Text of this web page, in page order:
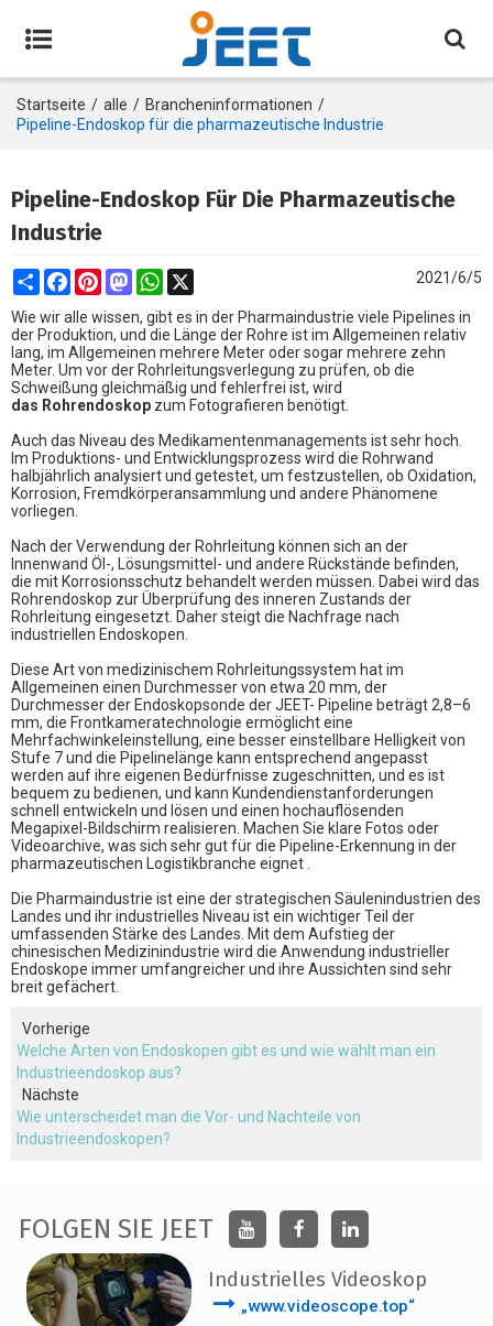
Startseite / alle / Brancheninformationen /
Pipeline-Endoskop für die pharmazeutische Industrie
Pipeline-Endoskop Für Die Pharmazeutische
Industrie
ShareFacebookPinterestMastodonWhatsApp 2021/6/5
Wie wir alle wissen, gibt es in der Pharmaindustrie viele Pipelines in
der Produktion, und die Länge der Rohre ist im Allgemeinen relativ
lang, im Allgemeinen mehrere Meter oder sogar mehrere zehn
Meter. Um vor der Rohrleitungsverlegung zu prüfen, ob die
Schweißung gleichmäßig und fehlerfrei ist, wird
das Rohrendoskop zum Fotografieren benötigt.
Auch das Niveau des Medikamentenmanagements ist sehr hoch.
Im Produktions- und Entwicklungsprozess wird die Rohrwand
halbjährlich analysiert und getestet, um festzustellen, ob Oxidation,
Korrosion, Fremdkörperansammlung und andere Phänomene
vorliegen.
Nach der Verwendung der Rohrleitung können sich an der
Innenwand Öl-, Lösungsmittel- und andere Rückstände befinden,
die mit Korrosionsschutz behandelt werden müssen. Dabei wird das
Rohrendoskop zur Überprüfung des inneren Zustands der
Rohrleitung eingesetzt. Daher steigt die Nachfrage nach
industriellen Endoskopen.
Diese Art von medizinischem Rohrleitungssystem hat im
Allgemeinen einen Durchmesser von etwa 20 mm, der
Durchmesser der Endoskopsonde derJEET- Pipeline beträgt 2,8–6
mm, die Frontkameratechnologie ermöglicht eine
Mehrfachwinkeleinstellung, eine besser einstellbare Helligkeit von
Stufe 7 und die Pipelinelänge kann entsprechend angepasst
werden auf ihre eigenen Bedürfnisse zugeschnitten, und es ist
bequem zu bedienen, und kann Kundendienstanforderungen
schnell entwickeln und lösen und einen hochauflösenden
Megapixel-Bildschirm realisieren. Machen Sie klare Fotos oder
Videoarchive, was sich sehr gut für die Pipeline-Erkennung in der
pharmazeutischen Logistikbranche eignet .
Die Pharmaindustrie ist eine der strategischen Säulenindustrien des
Landes und ihr industrielles Niveau ist ein wichtiger Teil der
umfassenden Stärke des Landes. Mit dem Aufstieg der
chinesischen Medizinindustrie wird die Anwendung industrieller
Endoskope immer umfangreicher und ihre Aussichten sind sehr
breit gefächert.
Vorherige
Welche Arten von Endoskopen gibt es und wie wählt man ein
Industrieendoskop aus?
Nächste
Wie unterscheidet man die Vor- und Nachteile von
Industrieendoskopen?
FOLGEN SIE JEET
Industrielles Videoskop
„www.videoscope.top“